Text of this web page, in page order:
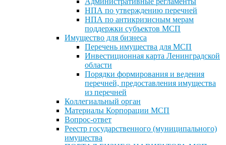
НПА по утверждению перечней
НПА по антикризисным мерам
поддержки субъектов МСП
Имущество для бизнеса
Перечень имущества для МСП
Инвестиционная карта Ленинградской
области
Порядки формирования и ведения
перечней, предоставления имущества
из перечней
Коллегиальный орган
Материалы Корпорации МСП
Вопрос-ответ
Реестр государственного (муниципального)
имущества